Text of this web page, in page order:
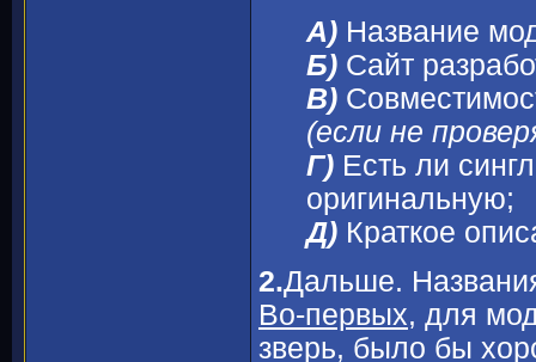
А) Название
Б) Сайт
В)
(если не
Г) Есть ли
оригинальную;
Д) Краткое
2.Дальше.
Во-первых, для
зверь, было бы